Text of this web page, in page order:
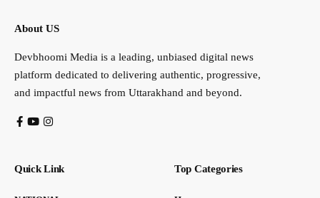
About US
Devbhoomi Media is a leading, unbiased digital news
platform dedicated to delivering authentic, progressive,
and impactful news from Uttarakhand and beyond.
Quick Link Top Categories